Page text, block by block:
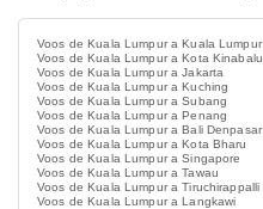
Voos de Kuala Lumpur a Kuala Lumpur
Voos de Kuala Lumpur a Kota Kinabalu
Voos de Kuala Lumpur a Jakarta
Voos de Kuala Lumpur a Kuching
Voos de Kuala Lumpur a Subang
Voos de Kuala Lumpur a Penang
Voos de Kuala Lumpur a Bali Denpasar
Voos de Kuala Lumpur a Kota Bharu
Voos de Kuala Lumpur a Singapore
Voos de Kuala Lumpur a Tawau
Voos de Kuala Lumpur a Tiruchirappalli
Voos de Kuala Lumpur a Langkawi